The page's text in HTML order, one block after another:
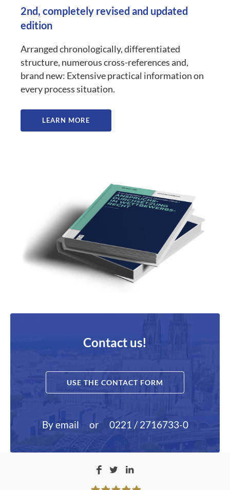
2nd, completely revised and updated
edition
Arranged chronologically, differentiated
structure, numerous cross-references and,
brand new: Extensive practical information on
every process situation.
LEARN MORE
Contact us!
USE THE CONTACT FORM
By email or 0221 / 2716733-0